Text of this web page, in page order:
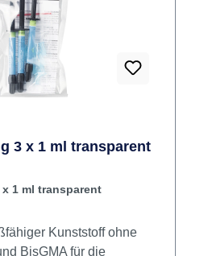
3 x 1 ml transparent
x 1 ml transparent
Kunststoff ohne
BisGMA für die